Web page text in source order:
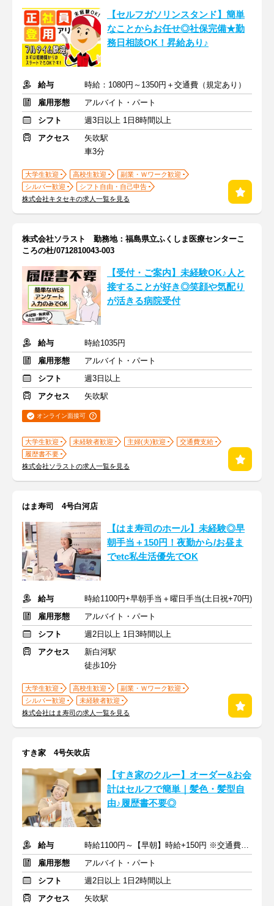
【セルフガソリンスタンド】簡単
なことからお任せ◎社保完備★勤
務日相談OK！昇給あり♪
給与
時給：1080円～1350円＋交通費（規定あり）
雇用形態
アルバイト・パート
シフト
週3日以上 1日8時間以上
アクセス
矢吹駅
車3分
大学生歓迎 高校生歓迎
副業・Ｗワーク歓迎
シルバー歓迎
シフト自由・自己申告
株式会社キタセキの求人一覧を見る
株式会社ソラスト 勤務地：福島県立ふくしま医療センターこ
ころの杜/0712810043-003
【受付・ご案内】未経験OK♪人と
接することが好き◎笑顔や気配り
が活きる病院受付
給与
時給1035円
雇用形態
アルバイト・パート
シフト
週3日以上
アクセス
矢吹駅
オンライン面接可
大学生歓迎 未経験者歓迎 主婦(夫)歓迎
交通費支給
履歴書不要
株式会社ソラストの求人一覧を見る
はま寿司 4号白河店
【はま寿司のホール】未経験◎早
朝手当＋150円！夜勤から/お昼ま
でetc私生活優先でOK
給与
時給1100円+早朝手当＋曜日手当(土日祝+70円)
雇用形態
アルバイト・パート
シフト
週2日以上 1日3時間以上
アクセス
新白河駅
徒歩10分
大学生歓迎 高校生歓迎
副業・Ｗワーク歓迎
シルバー歓迎
未経験者歓迎
株式会社はま寿司の求人一覧を見る
すき家 4号矢吹店
【すき家のクルー】オーダー&お会
計はセルフで簡単｜髪色・髪型自
由♪履歴書不要◎
給与
時給1100円～【早朝】時給+150円 ※交通費支給
雇用形態
アルバイト・パート
シフト
週2日以上 1日2時間以上
アクセス
矢吹駅